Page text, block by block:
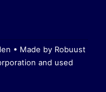
• Made by Robuust
and used